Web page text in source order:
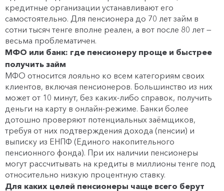
кредитные организации устанавливают его
самостоятельно. Для пенсионера до 70 лет займ в
сотни тысяч тенге вполне реален, а вот после 80 лет —
весьма проблематичен.
МФО или банк: где пенсионеру проще и быстрее
получить займ
МФО относится лояльно ко всем категориям своих
клиентов, включая пенсионеров. Большинство из них
может от 10 минут, без каких-либо справок, получить
деньги на карту в онлайн-режиме. Банки более
дотошно проверяют потенциальных заёмщиков,
требуя от них подтверждения дохода (пенсии) и
выписку из ЕНПФ (Единого накопительного
пенсионного фонда). При их наличии пенсионеры
могут рассчитывать на кредиты в миллионы тенге под
относительно низкую процентную ставку.
Для каких целей пенсионеры чаще всего берут